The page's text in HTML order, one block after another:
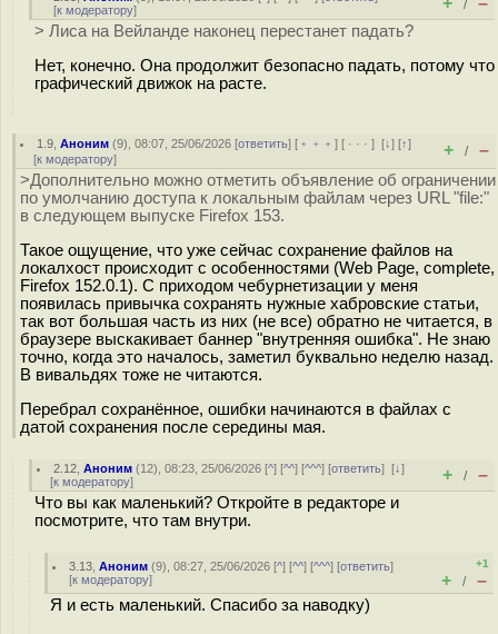
[к модератору] /
> Лиса на Вейланде наконец перестанет падать?
Нет, конечно. Она продолжит безопасно падать, потому что
графический движок на расте.
1.9 ,Аноним (9), 08:07, 25/06/2026 [ответить] [ ﹢﹢﹢] [ · · ·][↓] [↑]
[к модератору] + / –
>Дополнительно можно отметить объявление об ограничении
по умолчанию доступа к локальным файлам через URL "file:"
в следующем выпуске Firefox 153.
Такое ощущение, что уже сейчас сохранение файлов на
локалхост происходит с особенностями (Web Page, complete,
Firefox 152.0.1). С приходом чебурнетизации у меня
появилась привычка сохранять нужные хабровские статьи,
так вот большая часть из них (не все) обратно не читается, в
браузере выскакивает баннер "внутренняя ошибка". Не знаю
точно, когда это началось, заметил буквально неделю назад.
В вивальдях тоже не читаются.
Перебрал сохранённое, ошибки начинаются в файлах с
датой сохранения после середины мая.
2.12 ,Аноним (12), 08:23, 25/06/2026 [^] [^^] [^^^] [ответить][↓]
[к модератору] + / –
Что вы как маленький? Откройте в редакторе и
посмотрите, что там внутри.
3.13 ,Аноним (9), 08:27, 25/06/2026 [^] [^^] [^^^] [ответить]
[к модератору]
+1
+ / –
Я и есть маленький. Спасибо за наводку)